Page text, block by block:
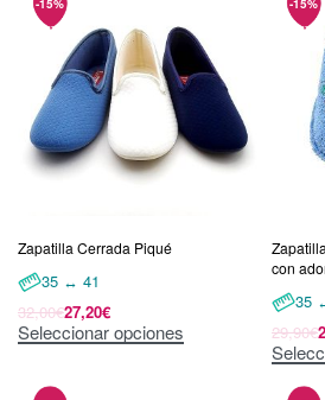
Zapatilla Cerrada Piqué
35 ↔ 41
32,00€27,20€
Seleccionar opciones
con
35
29,90€